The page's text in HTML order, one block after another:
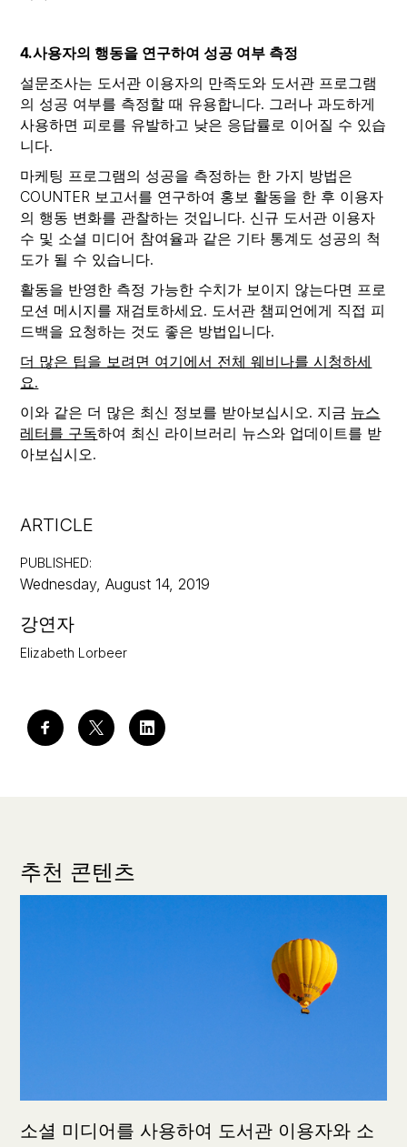
ARTICLE
PUBLISHED:
Wednesday, August 14, 2019
강연자
Elizabeth Lorbeer
4.사용자의 행동을 연구하여 성공 여부 측정
설문조사는 도서관 이용자의 만족도와 도서관 프로그램
의 성공 여부를 측정할 때 유용합니다. 그러나 과도하게
사용하면 피로를 유발하고 낮은 응답률로 이어질 수 있습
니다.
마케팅 프로그램의 성공을 측정하는 한 가지 방법은
COUNTER 보고서를 연구하여 홍보 활동을 한 후 이용자
의 행동 변화를 관찰하는 것입니다. 신규 도서관 이용자
수 및 소셜 미디어 참여율과 같은 기타 통계도 성공의 척
도가 될 수 있습니다.
활동을 반영한 측정 가능한 수치가 보이지 않는다면 프로
모션 메시지를 재검토하세요. 도서관 챔피언에게 직접 피
드백을 요청하는 것도 좋은 방법입니다.
더 많은 팁을 보려면 여기에서 전체 웨비나를 시청하세
요.
이와 같은 더 많은 최신 정보를 받아보십시오. 지금 뉴스
레터를 구독하여 최신 라이브러리 뉴스와 업데이트를 받
아보십시오.
추천 콘텐츠
소셜 미디어를 사용하여 도서관 이용자와 소